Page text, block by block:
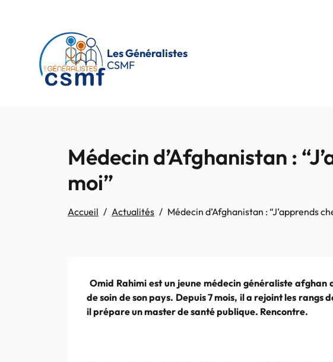
Les Généralistes
CSMF
Médecin d’Afghanistan :
moi”
Accueil Actualités Médecin d’Afghanistan : “J’apprends
Omid Rahimi est un jeune médecin généraliste
de soin de son pays. Depuis 7 mois, il a rejoint les rangs
il prépare un master de santé publique. Rencontre.